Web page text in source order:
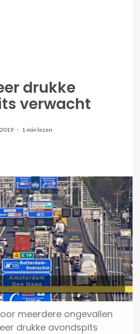
drukke
verwacht
1 min lezen
meerdere ongevallen
drukke avondspits